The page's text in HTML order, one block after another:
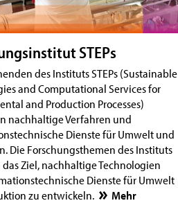
STEPs
des Instituts STEPs (Sustainable
and Computational Services for
and Production Processes)
nachhaltige Verfahren und
Dienste für Umwelt und
Die Forschungsthemen des Instituts
Ziel, nachhaltige Technologien
Dienste für Umwelt
zu entwickeln.
Mehr